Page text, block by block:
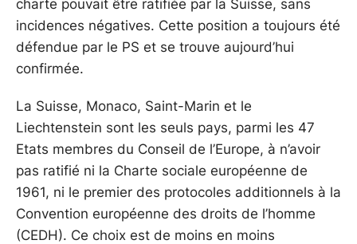
charte pouvait être ratifiée par la Suisse, sans
incidences négatives. Cette position a toujours été
défendue par le PS et se trouve aujourd’hui
confirmée.
La Suisse, Monaco, Saint-Marin et le
Liechtenstein sont les seuls pays, parmi les 47
Etats membres du Conseil de l’Europe, à n’avoir
pas ratifié ni la Charte sociale européenne de
1961, ni le premier des protocoles additionnels à la
Convention européenne des droits de l’homme
(CEDH). Ce choix est de moins en moins